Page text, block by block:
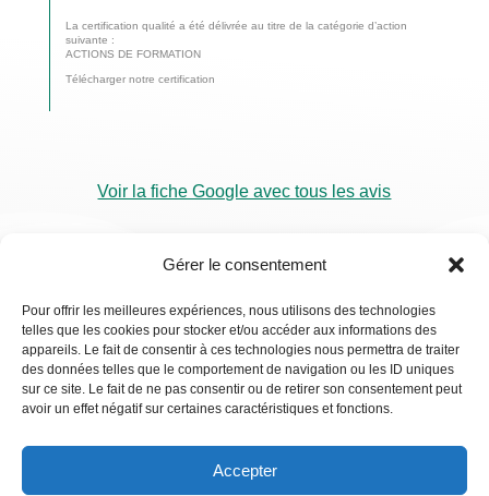
Gérer le consentement
Pour offrir les meilleures expériences, nous utilisons des technologies
telles que les cookies pour stocker et/ou accéder aux informations des
appareils. Le fait de consentir à ces technologies nous permettra de traiter
des données telles que le comportement de navigation ou les ID uniques
sur ce site. Le fait de ne pas consentir ou de retirer son consentement peut
avoir un effet négatif sur certaines caractéristiques et fonctions.
Accepter
La certification qualité a été délivrée au titre de la catégorie d’action
suivante :
ACTIONS DE FORMATION
Télécharger notre certification
Voir la fiche Google avec tous les avis
RDV
Visio